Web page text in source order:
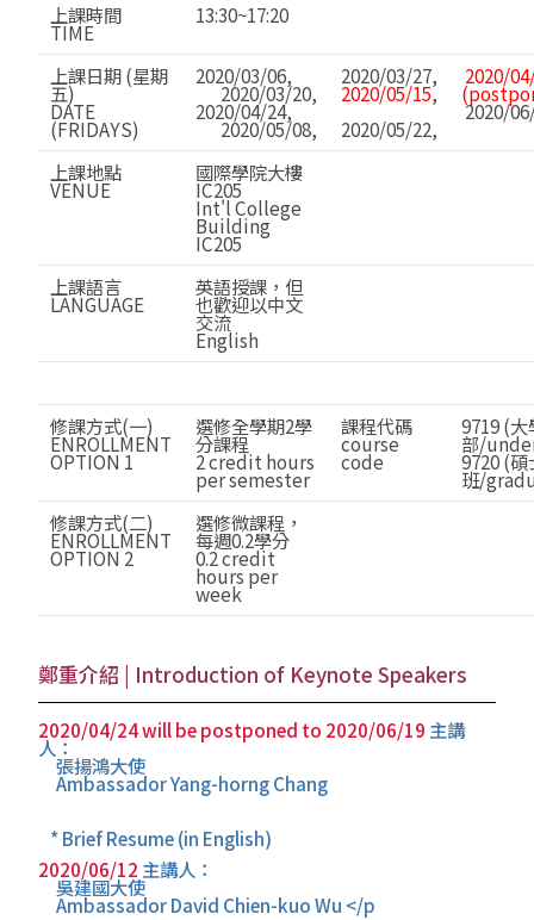
上課時間
TIME
13:30~17:20
上課日期 (星期
五)
DATE
(FRIDAYS)
2020/03/06,
2020/03/20,
2020/04/24,
2020/05/08,
2020/03/27,
2020/05/15,
2020/05/22,
2020/
2020/
上課地點
VENUE
國際學院大樓
IC205
Int'l College
Building
IC205
上課語言
LANGUAGE
英語授課，但
也歡迎以中文
交流
English
修課方式(一)
ENROLLMENT
OPTION 1
選修全學期2學
分課程
2 credit hours
per semester
課程代碼
course
code
9719 (大
部/
9720 (碩
班/
修課方式(二)
ENROLLMENT
OPTION 2
選修微課程，
每週0.2學分
0.2 credit
hours per
week
鄭重介紹 | Introduction of Keynote Speakers
2020/04/24 will be postponed to 2020/06/19 主講
人：
張揚鴻大使
Ambassador Yang-horng Chang
* Brief Resume (in English)
2020/06/12 主講人：
吳建國大使
Ambassador David Chien-kuo Wu </p